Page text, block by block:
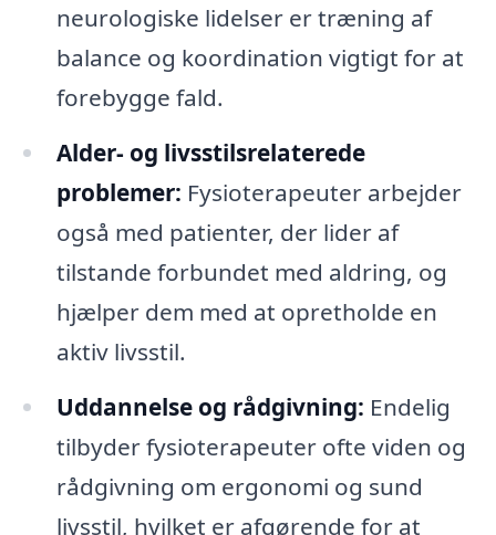
neurologiske lidelser er træning af
balance og koordination vigtigt for at
forebygge fald.
Alder- og livsstilsrelaterede
problemer: Fysioterapeuter arbejder
også med patienter, der lider af
tilstande forbundet med aldring, og
hjælper dem med at opretholde en
aktiv livsstil.
Uddannelse og rådgivning: Endelig
tilbyder fysioterapeuter ofte viden og
rådgivning om ergonomi og sund
livsstil, hvilket er afgørende for at